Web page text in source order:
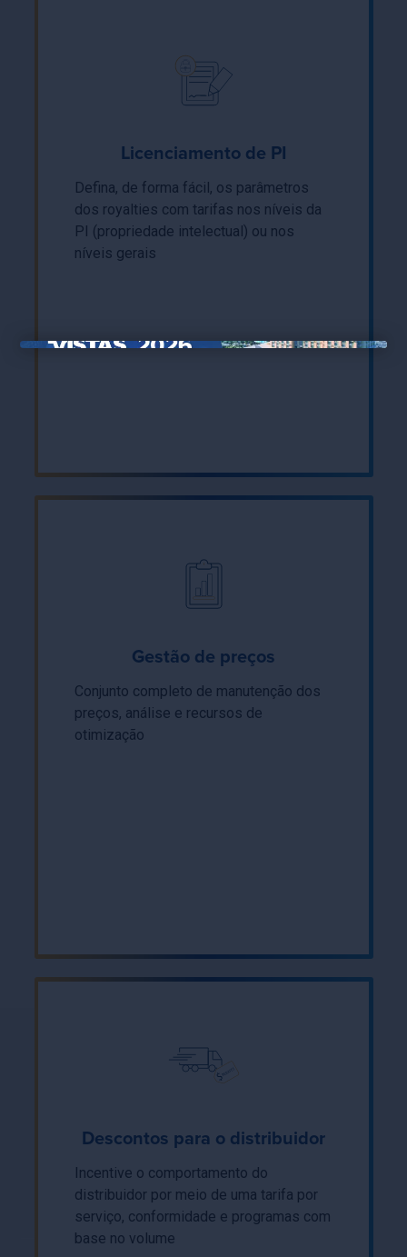
Licenciamento de PI
Defina, de forma fácil, os parâmetros
dos royalties com tarifas nos níveis da
PI (propriedade intelectual) ou nos
níveis gerais
Gestão de preços
Conjunto completo de manutenção dos
preços, análise e recursos de
otimização
Descontos para o distribuidor
Incentive o comportamento do
distribuidor por meio de uma tarifa por
serviço, conformidade e programas com
base no volume